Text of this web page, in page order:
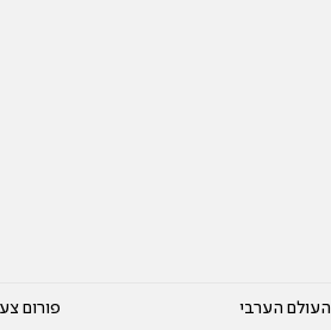
העולם הערבי
פורום